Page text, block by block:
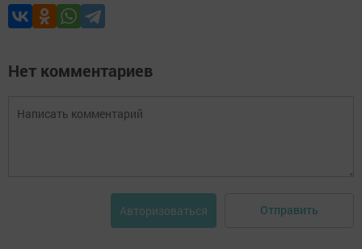
Нет комментариев
Авторизоваться Отправить